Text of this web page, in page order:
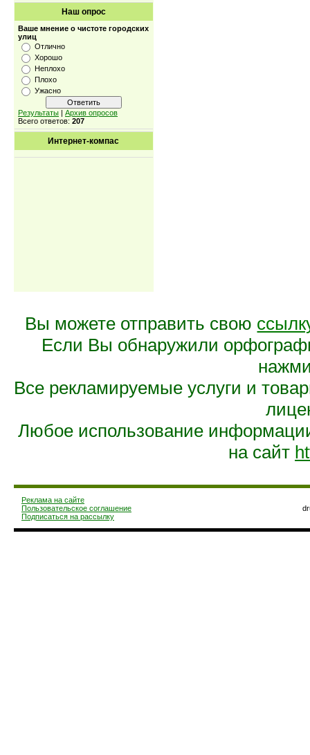
Наш опрос
Ваше мнение о чистоте городских
улиц
Отлично
Хорошо
Неплохо
Плохо
Ужасно
Результаты | Архив опросов
Всего ответов: 207
Интернет-компас
Вы можете отправить свою
Если Вы обнаружили
Все рекламируемые услуги и
Любое использование
на сайт
Реклама на сайте
Пользовательское соглашение
Подписаться на рассылку